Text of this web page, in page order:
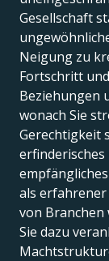
Gesellschaft
Neigung zu
Fortschritt
Beziehungen
wonach Sie
Gerechtigkeit
erfinderisches
als erfahrener
von Branchen
Sie dazu